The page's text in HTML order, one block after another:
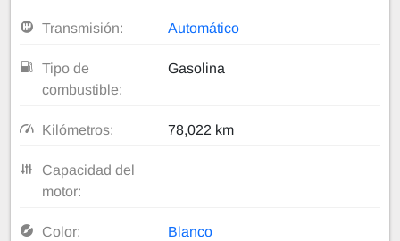
Transmisión: Automático
Tipo de
combustible:
Gasolina
Kilómetros: 78,022 km
Capacidad del
motor:
Color: Blanco